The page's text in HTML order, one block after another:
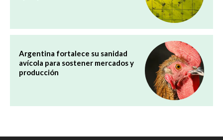
Argentina fortalece su sanidad
avícola para sostener mercados y
producción